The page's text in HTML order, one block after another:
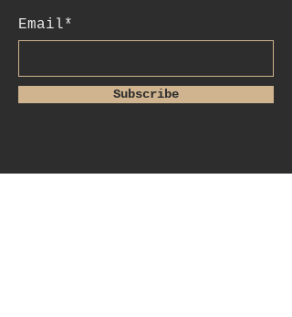
Email*
Subscribe